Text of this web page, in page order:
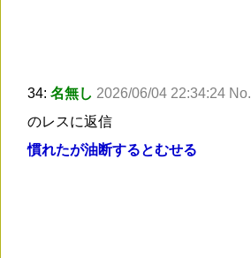
34: 名無し 2026/06/04 22:34:24
のレスに返信
慣れたが油断するとむせる